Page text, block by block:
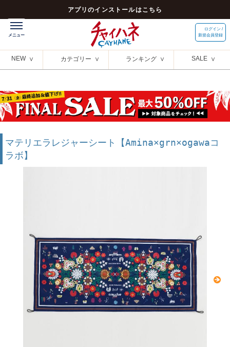
アプリのインストールはこちら
ログイン /
新規会員登録
NEW カテゴリー ランキング SALE
マテリエラレジャーシート【Amina×grn×ogawaコ
ラボ】